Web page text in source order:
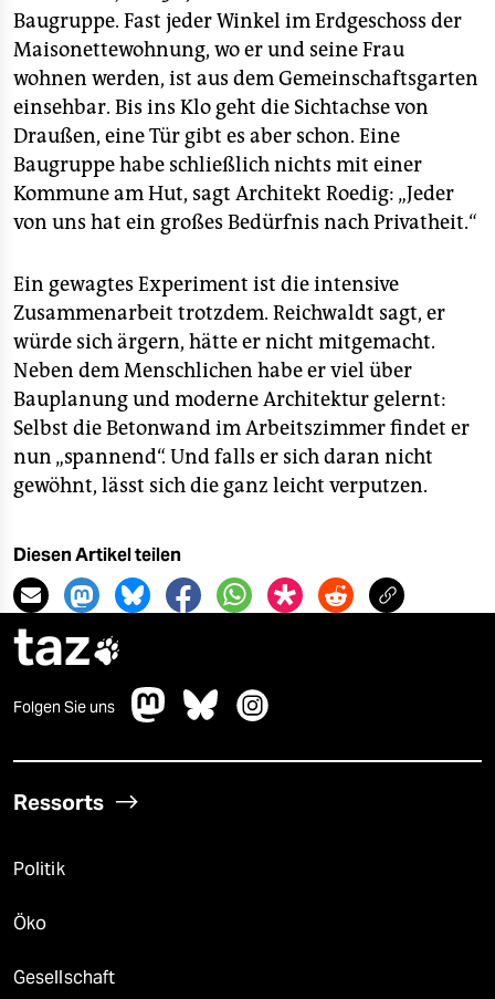
Baugruppe. Fast jeder Winkel im Erdgeschoss der
Maisonettewohnung, wo er und seine Frau
wohnen werden, ist aus dem Gemeinschaftsgarten
einsehbar. Bis ins Klo geht die Sichtachse von
Draußen, eine Tür gibt es aber schon. Eine
Baugruppe habe schließlich nichts mit einer
Kommune am Hut, sagt Architekt Roedig: „Jeder
von uns hat ein großes Bedürfnis nach Privatheit.“
Ein gewagtes Experiment ist die intensive
Zusammenarbeit trotzdem. Reichwaldt sagt, er
würde sich ärgern, hätte er nicht mitgemacht.
Neben dem Menschlichen habe er viel über
Bauplanung und moderne Architektur gelernt:
Selbst die Betonwand im Arbeitszimmer findet er
nun „spannend“. Und falls er sich daran nicht
gewöhnt, lässt sich die ganz leicht verputzen.
Diesen Artikel teilen
taz
Folgen Sie uns
Ressorts
Politik
Öko
Gesellschaft